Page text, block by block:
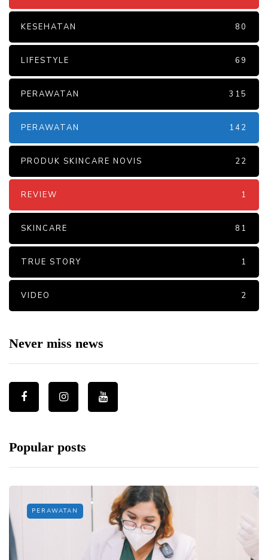
KESEHATAN 80
LIFESTYLE 69
PERAWATAN 315
PERAWATAN 142
PRODUK SKINCARE NOVIS 22
REVIEW 1
SKINCARE 81
TRUE STORY 1
VIDEO 2
Never miss news
Popular posts
PERAWATAN